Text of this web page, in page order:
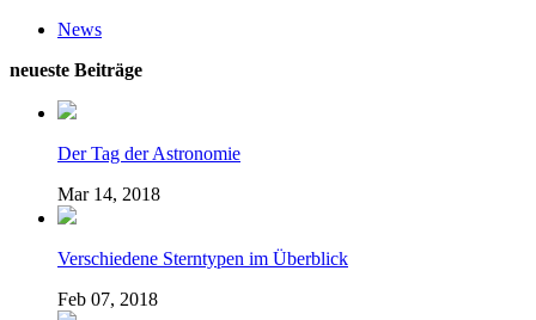
News
neueste Beiträge
Der Tag der Astronomie
Mar 14, 2018
Verschiedene Sterntypen im Überblick
Feb 07, 2018